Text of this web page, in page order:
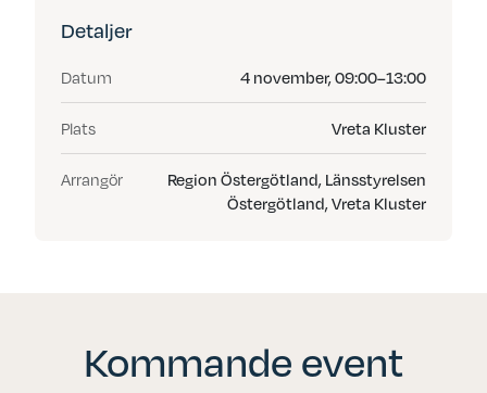
Detaljer
Datum 4 november, 09:00–13:00
Plats Vreta Kluster
Arrangör
Region Östergötland, Länsstyrelsen
Östergötland, Vreta Kluster
Kommande event